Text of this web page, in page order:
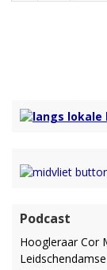
Podcast
Hoogleraar Cor